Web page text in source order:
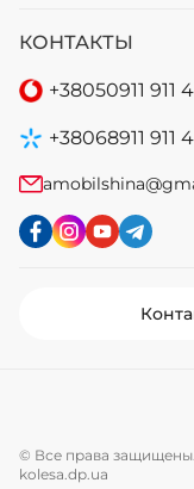
КОНТАКТЫ
+38050911 911 4
+38068911 911 4
© Все права защищены.
kolesa.dp.ua